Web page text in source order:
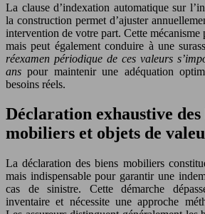
La clause d’indexation automatique sur
la construction permet d’ajuster
intervention de votre part. Cette mécanisme
mais peut également conduire à une
réexamen périodique de ces valeurs
anspour maintenir une adéquation
besoins réels.
Déclaration exhaustive des
mobiliers et objets de
La déclaration des biens mobiliers
mais indispensable pour garantir une
cas de sinistre. Cette démarche
inventaire et nécessite une approche